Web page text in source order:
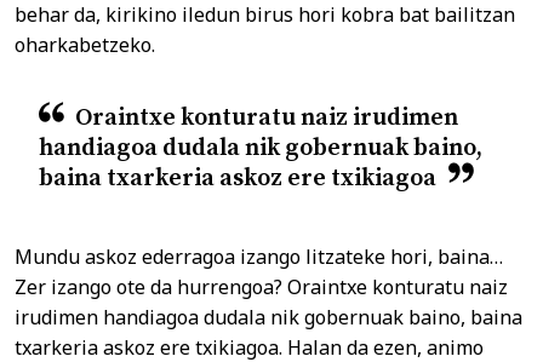
behar da, kirikino iledun birus hori kobra bat bailitzan
oharkabetzeko.
Oraintxe konturatu naiz irudimen
handiagoa dudala nik gobernuak baino,
baina txarkeria askoz ere txikiagoa
Mundu askoz ederragoa izango litzateke hori, baina…
Zer izango ote da hurrengoa? Oraintxe konturatu naiz
irudimen handiagoa dudala nik gobernuak baino, baina
txarkeria askoz ere txikiagoa. Halan da ezen, animo